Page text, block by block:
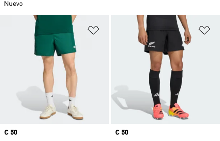
Nuevo
Añadir a la lista de deseos
Precio
€ 50
Precio
€ 50